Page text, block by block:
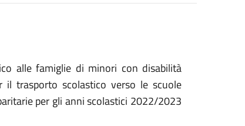
alle famiglie di minori con disabilità
il trasporto scolastico verso le scuole
per gli anni scolastici 2022/2023